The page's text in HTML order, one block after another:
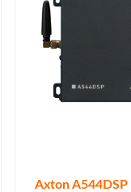
Axton A544DSP